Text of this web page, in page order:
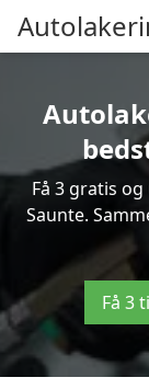
Få 3 gratis
Saunte.
Få 3